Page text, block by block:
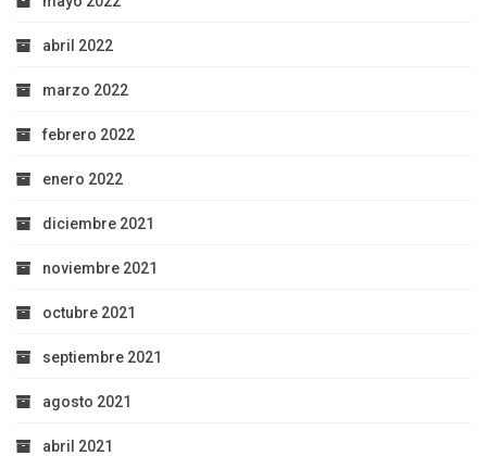
abril 2022
marzo 2022
febrero 2022
enero 2022
diciembre 2021
noviembre 2021
octubre 2021
septiembre 2021
agosto 2021
abril 2021